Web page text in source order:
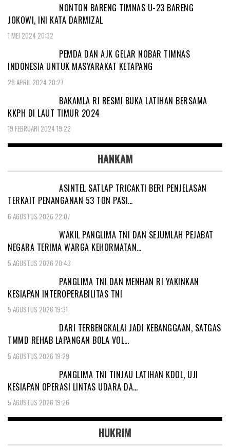
NONTON BARENG TIMNAS U-23 BARENG
JOKOWI, INI KATA DARMIZAL
1 MEI 2024 20:32
PEMDA DAN AJK GELAR NOBAR TIMNAS
INDONESIA UNTUK MASYARAKAT KETAPANG
28 APRIL 2024 20:27
BAKAMLA RI RESMI BUKA LATIHAN BERSAMA
KKPH DI LAUT TIMUR 2024
19 FEBRUARI 2024 19:22
HANKAM
ASINTEL SATLAP TRICAKTI BERI PENJELASAN
TERKAIT PENANGANAN 53 TON PASI…
6 AGUSTUS 2026 22:07
WAKIL PANGLIMA TNI DAN SEJUMLAH PEJABAT
NEGARA TERIMA WARGA KEHORMATAN…
5 AGUSTUS 2026 20:43
PANGLIMA TNI DAN MENHAN RI YAKINKAN
KESIAPAN INTEROPERABILITAS TNI
5 AGUSTUS 2026 19:31
DARI TERBENGKALAI JADI KEBANGGAAN, SATGAS
TMMD REHAB LAPANGAN BOLA VOL…
5 AGUSTUS 2026 19:29
PANGLIMA TNI TINJAU LATIHAN KDOL, UJI
KESIAPAN OPERASI LINTAS UDARA DA…
5 AGUSTUS 2026 19:26
HUKRIM